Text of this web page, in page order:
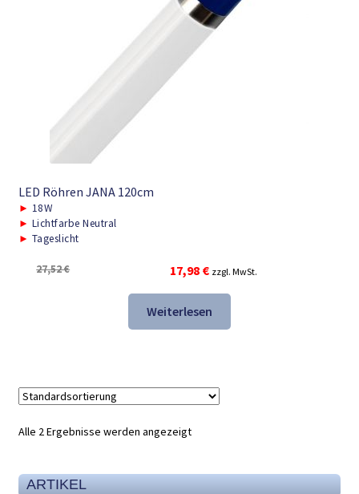
LED Röhren JANA 120cm
► 18W
► Lichtfarbe Neutral
► Tageslicht
27,52€
Ursprünglicher
Preis
war:
27,52 €
17,98 €Aktueller
Preis
ist:
17,98 €.
zzgl. MwSt.
Weiterlesen
Alle 2 Ergebnisse werden angezeigt
ARTIKEL